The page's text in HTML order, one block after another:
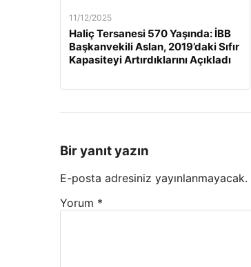
11/12/2025
Haliç Tersanesi 570 Yaşında: İBB
Başkanvekili Aslan, 2019’daki Sıfır
Kapasiteyi Artırdıklarını Açıkladı
Bir yanıt yazın
E-posta adresiniz yayınlanmayacak.
Yorum *